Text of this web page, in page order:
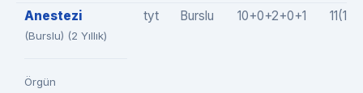
Anestezi
(Burslu) (2 Yıllık)
Örgün
tyt Burslu 10+0+2+0+1